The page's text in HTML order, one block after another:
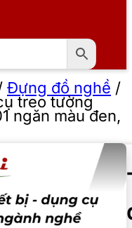
Đựng đồ nghề /
treo tường
ngăn màu đen,